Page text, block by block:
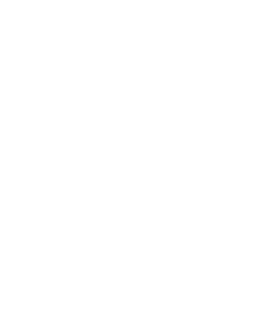
los
carácter